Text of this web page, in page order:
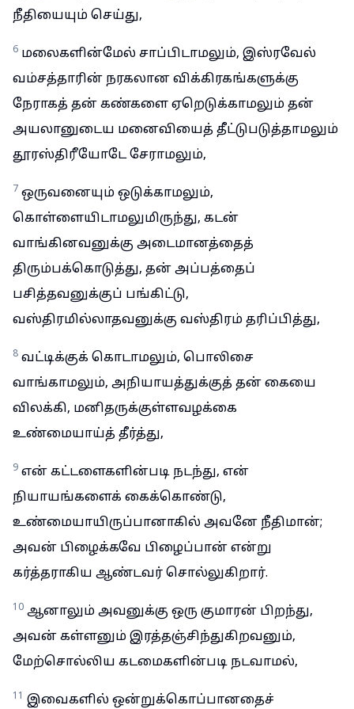
நீதியையும் செய்து,
6 மலைகளின்மேல் சாப்பிடாமலும், இஸ்ரவேல்
வம்சத்தாரின் நரகலான விக்கிரகங்களுக்கு
நேராகத் தன் கண்களை ஏறெடுக்காமலும் தன்
அயலானுடைய மனைவியைத் தீட்டுபடுத்தாமலும்
தூரஸ்திரீயோடே சேராமலும்,
7 ஒருவனையும் ஒடுக்காமலும்,
கொள்ளையிடாமலுமிருந்து, கடன்
வாங்கினவனுக்கு அடைமானத்தைத்
திரும்பக்கொடுத்து, தன் அப்பத்தைப்
பசித்தவனுக்குப் பங்கிட்டு,
வஸ்திரமில்லாதவனுக்கு வஸ்திரம் தரிப்பித்து,
8 வட்டிக்குக் கொடாமலும், பொலிசை
வாங்காமலும், அநியாயத்துக்குத் தன் கையை
விலக்கி, மனிதருக்குள்ளவழக்கை
உண்மையாய்த் தீர்த்து,
9 என் கட்டளைகளின்படி நடந்து, என்
நியாயங்களைக் கைக்கொண்டு,
உண்மையாயிருப்பானாகில் அவனே நீதிமான்;
அவன் பிழைக்கவே பிழைப்பான் என்று
கர்த்தராகிய ஆண்டவர் சொல்லுகிறார்.
10 ஆனாலும் அவனுக்கு ஒரு குமாரன் பிறந்து,
அவன் கள்ளனும் இரத்தஞ்சிந்துகிறவனும்,
மேற்சொல்லிய கடமைகளின்படி நடவாமல்,
11 இவைகளில் ஒன்றுக்கொப்பானதைச்